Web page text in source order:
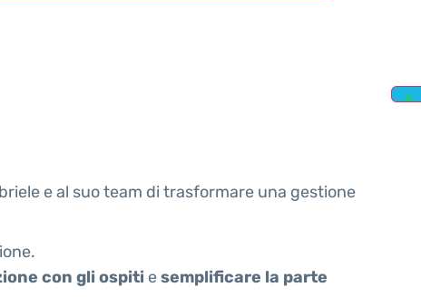
e al suo team di trasformare una gestione
con gli ospiti esemplificare la parte